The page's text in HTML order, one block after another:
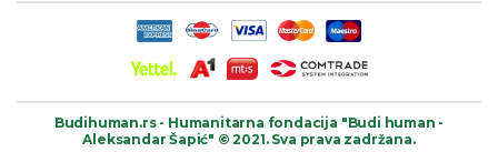
Budihuman.rs - Humanitarna fondacija "Budi human -
Aleksandar Šapić" © 2021. Sva prava zadržana.